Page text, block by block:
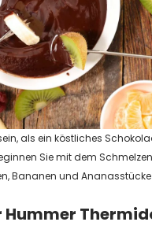
als ein köstliches
Sie mit dem
Bananen und
Hummer